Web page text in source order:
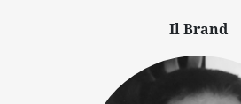
Il Brand